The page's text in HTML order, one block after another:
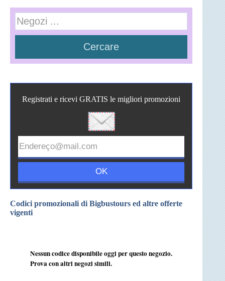
Registrati e ricevi GRATIS le migliori promozioni
Codici promozionali di Bigbustours ed altre offerte
vigenti
Nessun codice disponibile oggi per questo negozio.
Prova con altri negozi simili.